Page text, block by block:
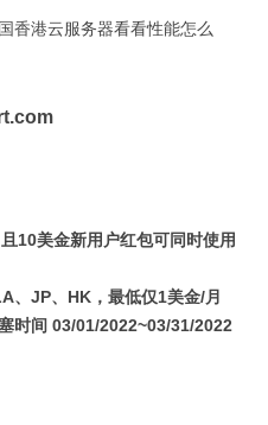
香港云服务器看看性能怎么
10美金新用户红包可同时使用
JP、HK，最低仅1美金/月
时间 03/01/2022~03/31/2022